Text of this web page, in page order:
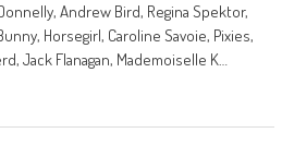
Andrew Bird, Regina Spektor,
Horsegirl, Caroline Savoie, Pixies,
Jack Flanagan, Mademoiselle K…